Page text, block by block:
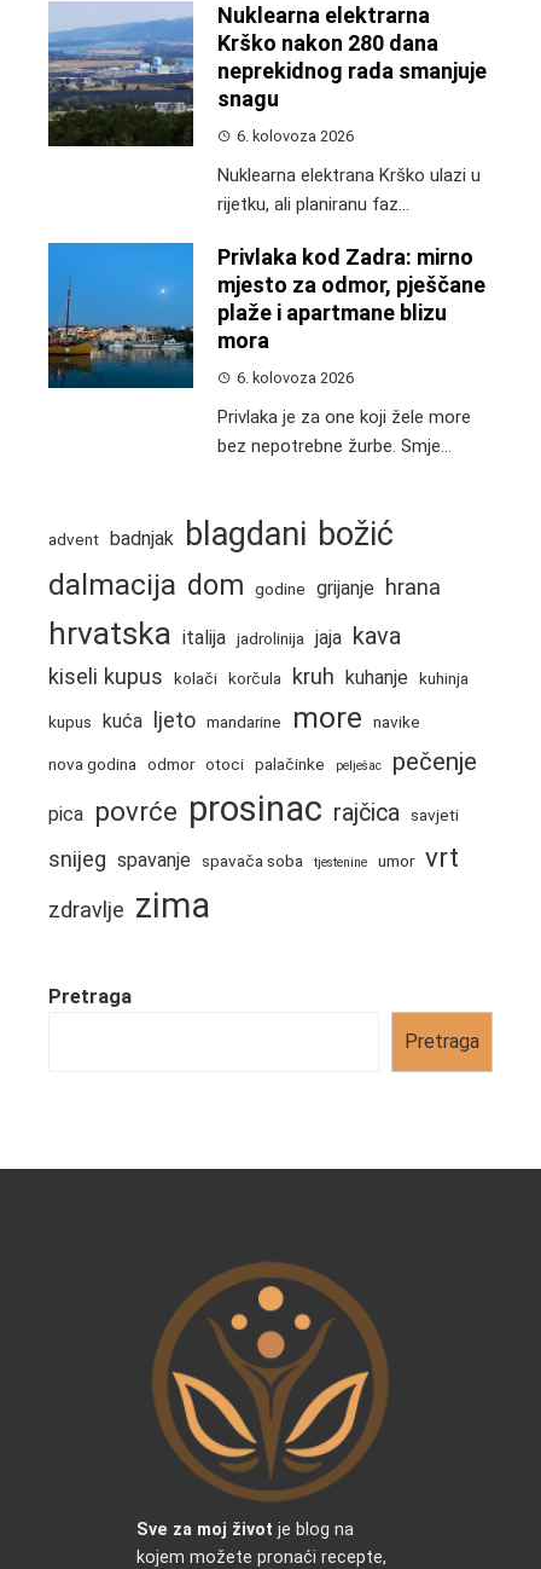
Nuklearna elektrarna
Krško nakon 280 dana
neprekidnog rada smanjuje
snagu
6. kolovoza 2026
Nuklearna elektrana Krško ulazi u
rijetku, ali planiranu faz...
Privlaka kod Zadra: mirno
mjesto za odmor, pješčane
plaže i apartmane blizu
mora
6. kolovoza 2026
Privlaka je za one koji žele more
bez nepotrebne žurbe. Smje...
advent badnjak blagdani božić
dalmacija dom godine grijanje hrana
hrvatska italija jadrolinija jaja kava
kiseli kupus kolači korčula kruh kuhanje kuhinja
kupus kuća ljeto mandarine more navike
nova godina odmor otoci palačinke pelješac pečenje
pica povrće prosinac rajčica savjeti
snijeg spavanje spavača soba tjestenine umor vrt
zdravlje zima
Pretraga
Pretraga
Sve za moj život je blog na
kojem možete pronaći recepte,